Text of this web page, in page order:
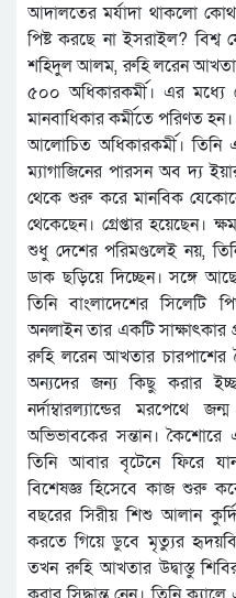
আদালতের মর্যাদা থাকলো
পিষ্ট করছে না ইসরাইল? বিশ্ব
শহিদুল আলম, রুহি লরেন আখতার,
৫০০ অধিকারকর্মী। এর মধ্যে
মানবাধিকার কর্মীতে পরিণত
আলোচিত অধিকারকর্মী। তিনি
ম্যাগাজিনের পারসন অব দ্য
থেকে শুরু করে মানবিক
থেকেছেন। গ্রেপ্তার হয়েছেন।
শুধু দেশের পরিমণ্ডলেই নয়,
ডাক ছড়িয়ে দিচ্ছেন। সঙ্গে
তিনি বাংলাদেশের সিলেটি
অনলাইন তার একটি
রুহি লরেন আখতার চারপাশের
অন্যদের জন্য কিছু করার
নর্দাম্বারল্যান্ডের মরপেথে
অভিভাবকের সন্তান।
তিনি আবার বৃটেনে ফিরে
বিশেষজ্ঞ হিসেবে কাজ শুরু
বছরের সিরীয় শিশু আলান
করতে গিয়ে ডুবে মৃত্যুর
তখন রুহি আখতার উদ্বাস্তু